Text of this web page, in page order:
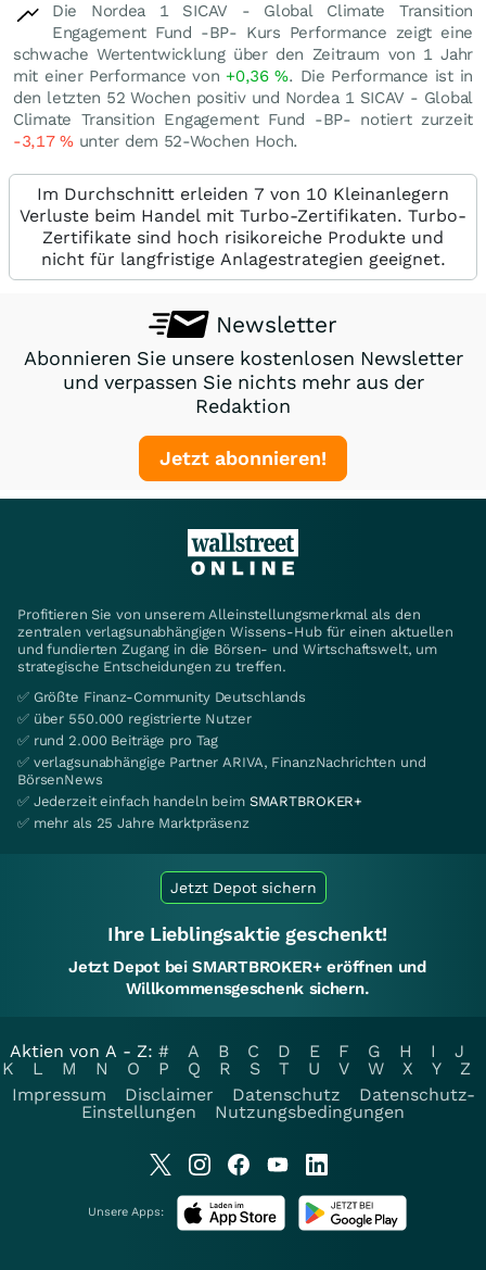
Die Nordea 1 SICAV - Global Climate Transition
Engagement Fund -BP- Kurs Performance zeigt eine
schwache Wertentwicklung über den Zeitraum von 1 Jahr
mit einer Performance von +0,36%. Die Performance ist in
den letzten 52 Wochen positiv und Nordea 1 SICAV - Global
Climate Transition Engagement Fund -BP- notiert zurzeit
-3,17%unter dem 52-Wochen Hoch.
Im Durchschnitt erleiden 7 von 10 Kleinanlegern
Verluste beim Handel mit Turbo-Zertifikaten. Turbo-
Zertifikate sind hoch risikoreiche Produkte und
nicht für langfristige Anlagestrategien geeignet.
Newsletter
Abonnieren Sie unsere kostenlosen Newsletter
und verpassen Sie nichts mehr aus der
Redaktion
Jetzt abonnieren!
Profitieren Sie von unserem Alleinstellungsmerkmal als den
zentralen verlagsunabhängigen Wissens-Hub für einen aktuellen
und fundierten Zugang in die Börsen- und Wirtschaftswelt, um
strategische Entscheidungen zu treffen.
✅ Größte Finanz-Community Deutschlands
✅ über 550.000 registrierte Nutzer
✅ rund 2.000 Beiträge pro Tag
✅ verlagsunabhängige Partner ARIVA, FinanzNachrichten und
BörsenNews
✅ Jederzeit einfach handeln beim SMARTBROKER+
✅ mehr als 25 Jahre Marktpräsenz
Jetzt Depot sichern
Ihre Lieblingsaktie geschenkt!
Jetzt Depot bei SMARTBROKER+ eröffnen und
Willkommensgeschenk sichern.
Aktien von A - Z: # A B C D E F G H I
J
K
L M N O P Q R S T U V W X Y
Z
Impressum
Disclaimer Datenschutz
Datenschutz-
Einstellungen
Nutzungsbedingungen
Unsere Apps: